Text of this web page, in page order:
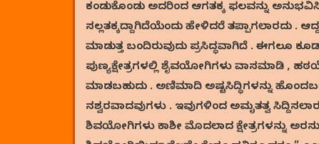
ಕಂಡುಕೊಂಡು ಅದರಿಂದ ಆಗತಕ್ಕ ಫಲವನ್ನು
ಸಲ್ಲತಕ್ಕದ್ದಾಗಿದೆಯೆಂದು ಹೇಳಿದರೆ ತಪ್ಪಾಗಲಾರದು .
ಮಾಡುತ್ತ ಬಂದಿರುವುದು ಪ್ರಸಿದ್ಧವಾಗಿದೆ . ಈಗಲೂ
ಪುಣ್ಯಕ್ಷೇತ್ರಗಳಲ್ಲಿ ಶೈವಯೋಗಿಗಳು ವಾಸಮಾಡಿ ,
ಮಾಡಬಹುದು . ಅಣಿಮಾದಿ ಅಷ್ಟಸಿದ್ಧಿಗಳನ್ನು
ನಶ್ವರವಾದವುಗಳು . ಇವುಗಳಿಂದ ಅಮೃತತ್ವ
ಶಿವಯೋಗಿಗಳು ಕಾಶೀ ಮೊದಲಾದ ಕ್ಷೇತ್ರಗಳನ್ನು